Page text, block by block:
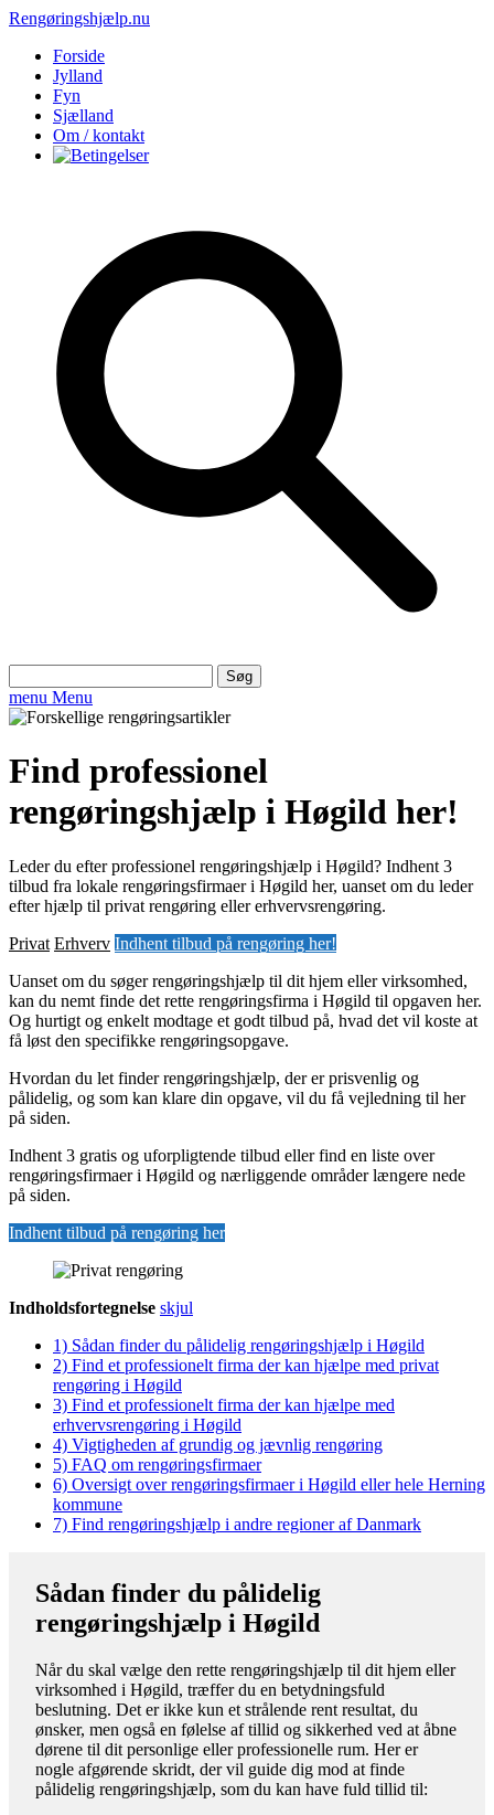
Rengøringshjælp.nu
Forside
Jylland
Fyn
Sjælland
Om / kontakt
efter:
menu Menu
Find professionel
rengøringshjælp i Høgild her!
Leder du efter professionel rengøringshjælp i Høgild? Indhent 3
tilbud fra lokale rengøringsfirmaer i Høgild her, uanset om du leder
efter hjælp til privat rengøring eller erhvervsrengøring.
Privat Erhverv Indhent tilbud på rengøring her!
Uanset om du søger rengøringshjælp til dit hjem eller virksomhed,
kan du nemt finde det rette rengøringsfirma i Høgild til opgaven her.
Og hurtigt og enkelt modtage et godt tilbud på, hvad det vil koste at
få løst den specifikke rengøringsopgave.
Hvordan du let finder rengøringshjælp, der er prisvenlig og
pålidelig, og som kan klare din opgave, vil du få vejledning til her
på siden.
Indhent 3 gratis og uforpligtende tilbud eller find en liste over
rengøringsfirmaer i Høgild og nærliggende områder længere nede
på siden.
Indhent tilbud på rengøring her
Indholdsfortegnelse skjul
1) Sådan finder du pålidelig rengøringshjælp i Høgild
2) Find et professionelt firma der kan hjælpe med privat
rengøring i Høgild
3) Find et professionelt firma der kan hjælpe med
erhvervsrengøring i Høgild
4) Vigtigheden af grundig og jævnlig rengøring
5) FAQ om rengøringsfirmaer
6) Oversigt over rengøringsfirmaer i Høgild eller hele Herning
kommune
7) Find rengøringshjælp i andre regioner af Danmark
Sådan finder du pålidelig
rengøringshjælp i Høgild
Når du skal vælge den rette rengøringshjælp til dit hjem eller
virksomhed i Høgild, træffer du en betydningsfuld
beslutning. Det er ikke kun et strålende rent resultat, du
ønsker, men også en følelse af tillid og sikkerhed ved at åbne
dørene til dit personlige eller professionelle rum. Her er
nogle afgørende skridt, der vil guide dig mod at finde
pålidelig rengøringshjælp, som du kan have fuld tillid til: